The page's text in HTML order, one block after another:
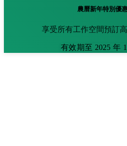
農曆新年特別優
享受所有工作空間預訂
有效期至 2025 年